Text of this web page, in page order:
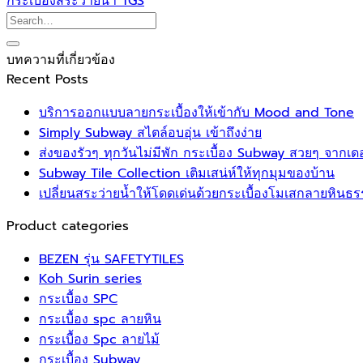
บทความที่เกี่ยวข้อง
Recent Posts
บริการออกแบบลายกระเบื้องให้เข้ากับ Mood and Tone
Simply Subway สไตล์อบอุ่น เข้าถึงง่าย
ส่งของรัวๆ ทุกวันไม่มีพัก กระเบื้อง Subway สวยๆ จากเ
Subway Tile Collection เติมเสน่ห์ให้ทุกมุมของบ้าน
เปลี่ยนสระว่ายน้ำให้โดดเด่นด้วยกระเบื้องโมเสกลายหินธ
Product categories
BEZEN รุ่น SAFETYTILES
Koh Surin series
กระเบื้อง SPC
กระเบื้อง spc ลายหิน
กระเบื้อง Spc ลายไม้